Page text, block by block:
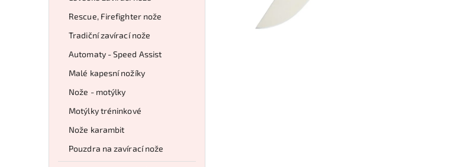
Rescue, Firefighter nože
Tradiční zavírací nože
Automaty - Speed Assist
Malé kapesní nožíky
Nože - motýlky
Motýlky tréninkové
Nože karambit
Pouzdra na zavírací nože